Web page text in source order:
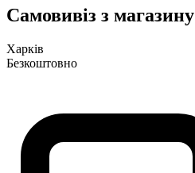
Самовивіз з магазину
Харків
Безкоштовно